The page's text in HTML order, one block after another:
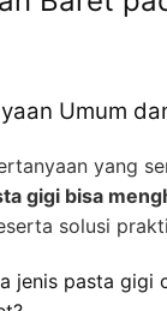
Umum
yang
gigi bisa
solusi
jenis pasta gigi